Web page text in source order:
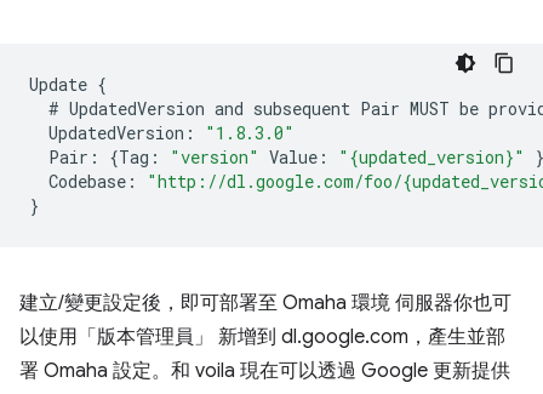
Update {
# UpdatedVersion and subsequent Pair MUST be
UpdatedVersion :
"1.8.3.0"
Pair : {Tag : "version" Value : "{updated_version}"
}
Codebase :
"http://dl.google.com/foo/
}
建立/變更設定後，即可部署至 Omaha 環境 伺服器你也可
以使用「版本管理員」 新增到 dl.google.com，產生並部
署 Omaha 設定。和 voila 現在可以透過 Google 更新提供